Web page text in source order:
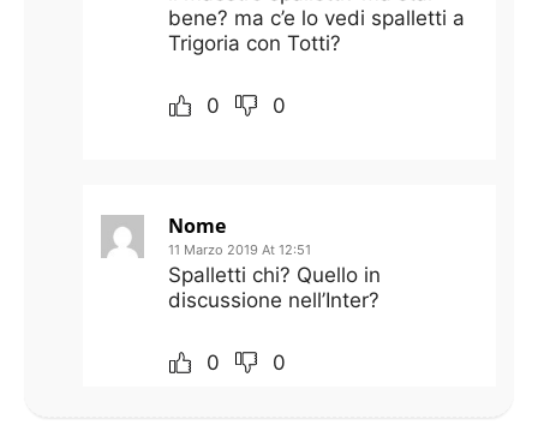
bene? ma c’e lo vedi spalletti a
Trigoria con Totti?
0 0
Nome
11 Marzo 2019 At 12:51
Spalletti chi? Quello in
discussione nell’Inter?
0 0